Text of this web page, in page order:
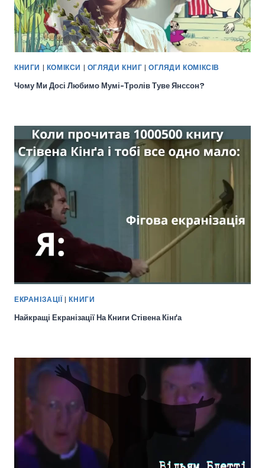
КНИГИ | КОМІКСИ | ОГЛЯДИ КНИГ |ОГЛЯДИ КОМІКСІВ
Чому Ми Досі Любимо Мумі-Тролів Туве Янссон?
ЕКРАНІЗАЦІЇ |КНИГИ
Найкращі Екранізації На Книги Стівена Кінґа